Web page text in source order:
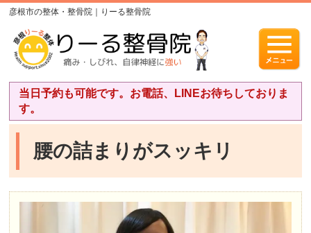
彦根市の整体・整骨院｜りーる整骨院
当日予約も可能です。お電話、LINEお待ちしておりま
す。
腰の詰まりがスッキリ